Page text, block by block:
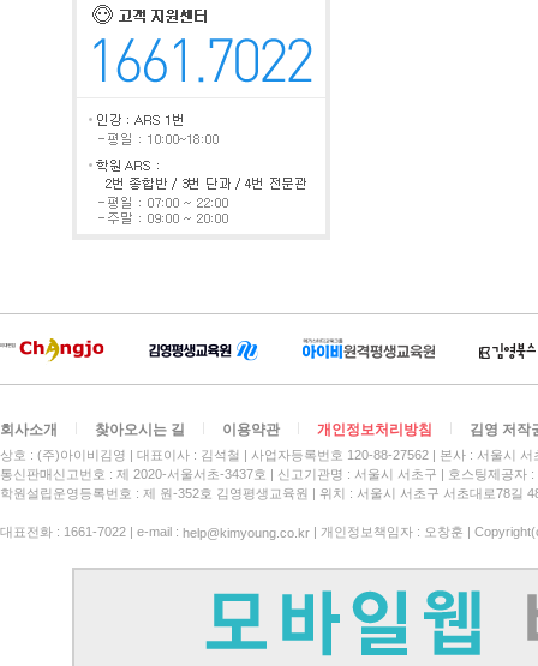
회사소개 찾아오시는 길 이용약관 개인정보처리방침 김영 저작
상호 : (주)아이비김영 대표이사 : 김석철 사업자등록번호 120-88-27562
본사 : 서울시
통신판매신고번호 : 제 2020-서울서초-3437호
신고기관명 : 서울시 서초구
호스팅제공자
학원설립운영등록번호 : 제 원-352호 김영평생교육원 | 위치 : 서울시 서초구 서초대로78길
대표전화 : 1661-7022 | e-mail : help@kimyoung.co.kr | 개인정보책임자 : 오창훈 |